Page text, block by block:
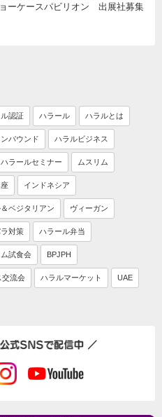
ーケースパビリオン 出展社募集
認証 ハラール ハラルとは
ンバウンド ハラルビジネス
ハラールセミナー ムスリム
インドネシア
ベジタリアン ヴィーガン
対策 ハラール弁当
試食会 BPJPH
交流会 ハラルマーケット UAE